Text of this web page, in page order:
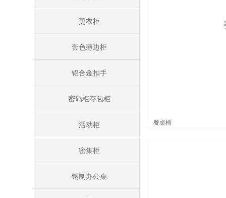
更衣柜
套色薄边柜
铝合金扣手
密码柜存包柜
活动柜
密集柜
钢制办公桌
餐桌椅